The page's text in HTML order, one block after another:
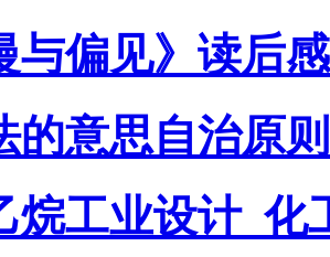
与偏见》读后
的意思自治原
烷工业设计_化